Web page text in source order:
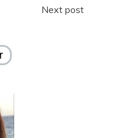
Next post